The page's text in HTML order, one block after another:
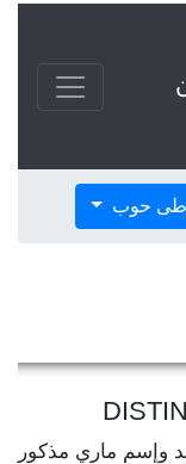
حوب
أن إسم فاطمة مذكور في ٥٠ قيد وإسم ماري مذكور